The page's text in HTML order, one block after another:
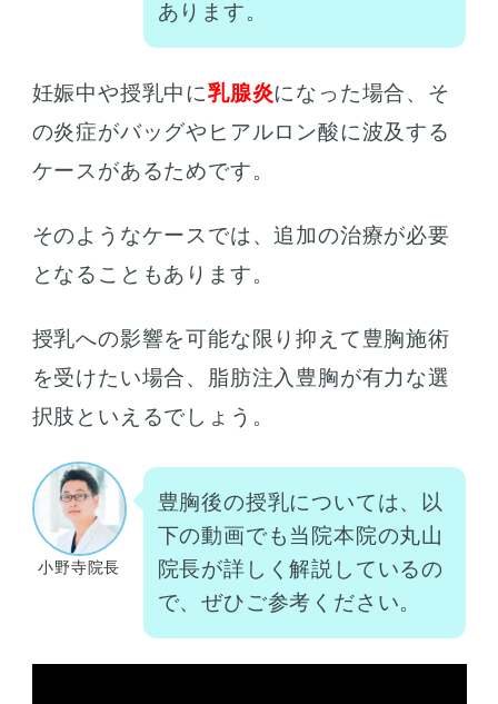
あります。
妊娠中や授乳中に乳腺炎になった場合、そ
の炎症がバッグやヒアルロン酸に波及する
ケースがあるためです。
そのようなケースでは、追加の治療が必要
となることもあります。
授乳への影響を可能な限り抑えて豊胸施術
を受けたい場合、脂肪注入豊胸が有力な選
択肢といえるでしょう。
小野寺院長
豊胸後の授乳については、以
下の動画でも当院本院の丸山
院長が詳しく解説しているの
で、ぜひご参考ください。